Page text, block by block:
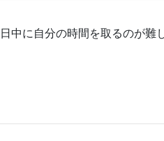
に自分の時間を取るのが難